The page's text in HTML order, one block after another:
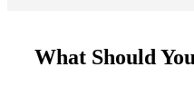
What Should